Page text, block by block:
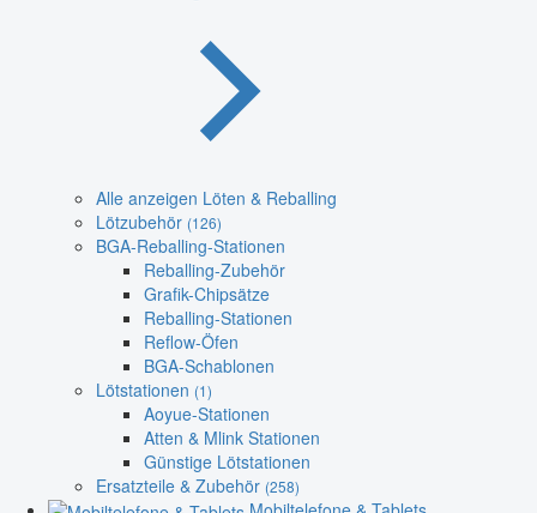
Alle anzeigen Löten & Reballing
Lötzubehör (126)
BGA-Reballing-Stationen
Reballing-Zubehör
Grafik-Chipsätze
Reballing-Stationen
Reflow-Öfen
BGA-Schablonen
Lötstationen (1)
Aoyue-Stationen
Atten & Mlink Stationen
Günstige Lötstationen
Ersatzteile & Zubehör (258)